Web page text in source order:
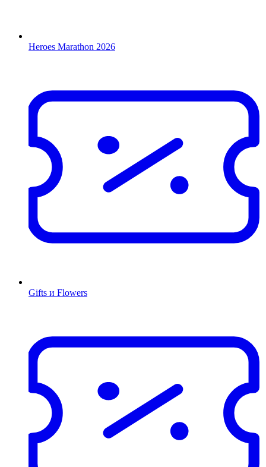
Heroes Marathon 2026
Gifts и Flowers